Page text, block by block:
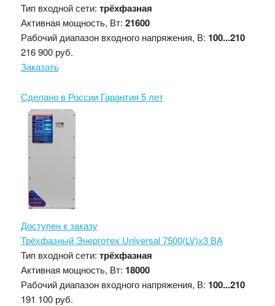
Тип входной сети: трёхфазная
Активная мощность, Вт: 21600
Рабочий диапазон входного напряжения, В: 100...210
216 900 руб.
Заказать
Сделано в России Гарантия 5 лет
Доступен к заказу
Трёхфазный Энерготех Universal 7500(LV)х3 ВА
Тип входной сети: трёхфазная
Активная мощность, Вт: 18000
Рабочий диапазон входного напряжения, В: 100...210
191 100 руб.